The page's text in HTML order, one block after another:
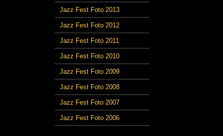
Jazz Fest Foto 2013
Jazz Fest Foto 2012
Jazz Fest Foto 2011
Jazz Fest Foto 2010
Jazz Fest Foto 2009
Jazz Fest Foto 2008
Jazz Fest Foto 2007
Jazz Fest Foto 2006